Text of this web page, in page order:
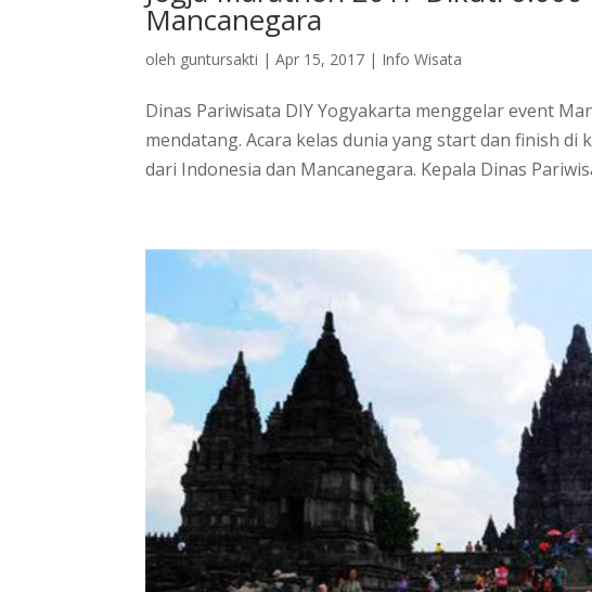
Mancanegara
oleh guntursakti |Apr 15, 2017 | Info Wisata
Dinas Pariwisata DIY Yogyakarta menggelar event
mendatang. Acara kelas dunia yang start dan finish di
dari Indonesia dan Mancanegara. Kepala Dinas